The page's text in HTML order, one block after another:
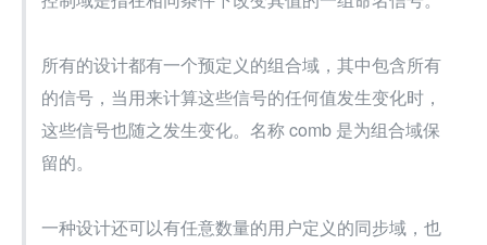
所有的设计都有一个预定义的组合域，其中包含所有
的信号，当用来计算这些信号的任何值发生变化时，
这些信号也随之发生变化。名称 comb 是为组合域保
留的。
一种设计还可以有任意数量的用户定义的同步域，也